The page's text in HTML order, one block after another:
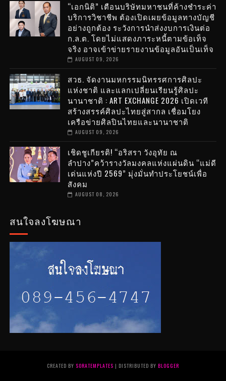
“เอกนิติ” เตือนบริษัทมหาชนที่ค้างชำระค่า
บริการวิชาชีพ ต้องเปิดเผยข้อมูลทางบัญชี
อย่างถูกต้อง ระวังการนำส่งงบการเงินต่อ
ก.ล.ต. โดยไม่แสดงภาระหนี้ตามข้อเท็จ
จริง อาจเข้าข่ายรายงานข้อมูลอันเป็นเท็จ
AUGUST 09, 2026
สวธ. จัดงานมหกรรมนิทรรศการศิลปะ
แห่งชาติ และแลกเปลี่ยนเรียนรู้ศิลปะ
นานาชาติ : ART EXCHANGE 2026 เปิดเวที
สร้างสรรค์ศิลปะไทยสู่สากล เชื่อมโยง
เครือข่ายศิลปินไทยและนานาชาติ
AUGUST 09, 2026
เชิดชูเกียรติ! “อริสรา วังอุทัย ณ
ลำปาง”คว้ารางวัลมงคลแห่งแผ่นดิน “แม่ดี
เด่นแห่งปี 2569” มุ่งมั่นทำประโยชน์เพื่อ
สังคม
AUGUST 08, 2026
สนใจลงโฆษณา
CREATED BY SORATEMPLATES | DISTRIBUTED BY BLOGGER